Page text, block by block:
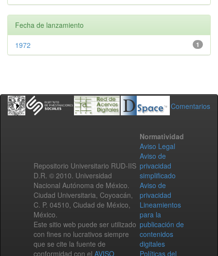
Fecha de lanzamiento
1
1972
Comentarios
Repositorio Universitario RUD-IIS
D.R. © 2010. Universidad
Nacional Autónoma de México.
Ciudad Universitaria, Coyoacán,
C. P. 04510, Ciudad de México,
México.
Este sitio web puede ser utilizado
con fines no lucrativos siempre
que se cite la fuente de
conformidad con el AVISO
Normatividad
Aviso Legal
Aviso de
privacidad
simplificado
Aviso de
privacidad
Lineamientos
para la
publicación de
contenidos
digitales
Políticas del